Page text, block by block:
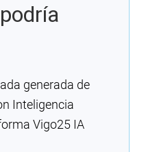
generada de
Inteligencia
Vigo25 IA